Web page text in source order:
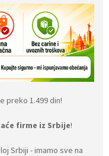
preko 1.499 din!
firme iz Srbije!
Srbiji - imamo sve na